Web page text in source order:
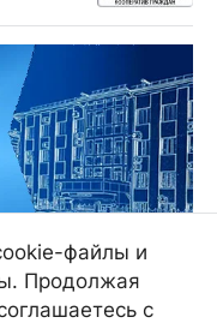
файлы и
Продолжая
с